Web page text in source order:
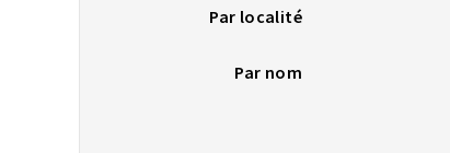
Par localité
Par nom